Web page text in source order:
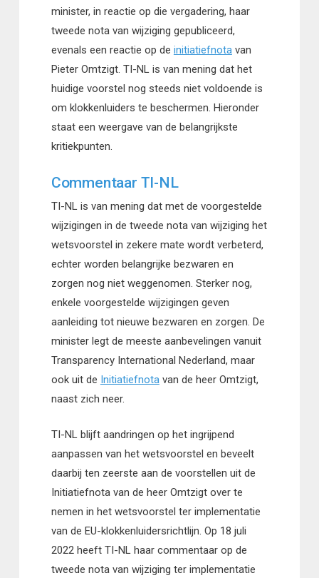
minister, in reactie op die vergadering, haar
tweede nota van wijziging gepubliceerd,
evenals een reactie op de initiatiefnotavan
Pieter Omtzigt. TI-NL is van mening dat het
huidige voorstel nog steeds niet voldoende is
om klokkenluiders te beschermen. Hieronder
staat een weergave van de belangrijkste
kritiekpunten.
Commentaar TI-NL
TI-NL is van mening dat met de voorgestelde
wijzigingen in de tweede nota van wijziging het
wetsvoorstel in zekere mate wordt verbeterd,
echter worden belangrijke bezwaren en
zorgen nog niet weggenomen. Sterker nog,
enkele voorgestelde wijzigingen geven
aanleiding tot nieuwe bezwaren en zorgen. De
minister legt de meeste aanbevelingen vanuit
Transparency International Nederland, maar
ook uit de Initiatiefnotavan de heer Omtzigt,
naast zich neer.
TI-NL blijft aandringen op het ingrijpend
aanpassen van het wetsvoorstel en beveelt
daarbij ten zeerste aan de voorstellen uit de
Initiatiefnota van de heer Omtzigt over te
nemen in het wetsvoorstel ter implementatie
van de EU-klokkenluidersrichtlijn. Op 18 juli
2022 heeft TI-NL haar commentaar op de
tweede nota van wijziging ter implementatie